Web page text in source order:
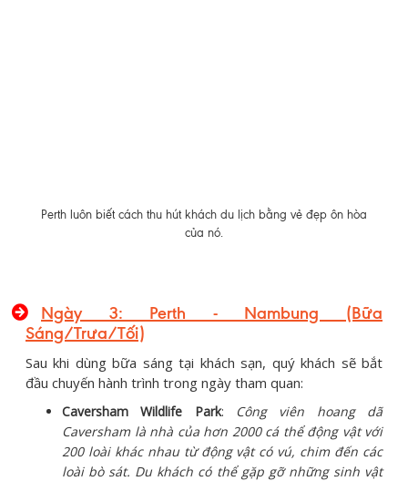
Perth luôn biết cách thu hút khách du lịch bằng vẻ đẹp ôn hòa
của nó.
Ngày 3: Perth - Nambung (Bữa
Sáng/Trưa/Tối)
Sau khi dùng bữa sáng tại khách sạn, quý khách sẽ bắt
đầu chuyến hành trình trong ngày tham quan:
Caversham Wildlife Park:
Công viên hoang dã
Caversham là nhà của hơn 2000 cá thể động vật với
200 loài khác nhau từ động vật có vú, chim đến các
loài bò sát. Du khách có thể gặp gỡ những sinh vật